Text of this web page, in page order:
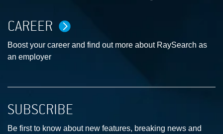
CAREER
Boost your career and find out more about RaySearch as
an employer
SUBSCRIBE
Be first to know about new features, breaking news and